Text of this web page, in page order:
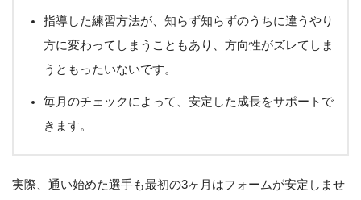
指導した練習方法が、知らず知らずのうちに違うやり
方に変わってしまうこともあり、方向性がズレてしま
うともったいないです。
毎月のチェックによって、安定した成長をサポートで
きます。
実際、通い始めた選手も最初の3ヶ月はフォームが安定しませ